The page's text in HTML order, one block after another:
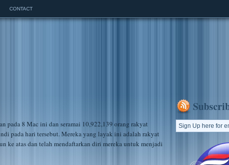
CONTACT
pada 8 Mac ini dan seramai 10,922,139 orang rakyat
pada hari tersebut. Mereka yang layak ini adalah rakyat
ke atas dan telah mendaftarkan diri mereka untuk menjadi